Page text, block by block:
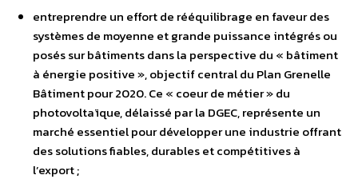
entreprendre un effort de rééquilibrage en faveur des
systèmes de moyenne et grande puissance intégrés ou
posés sur bâtiments dans la perspective du « bâtiment
à énergie positive », objectif central du Plan Grenelle
Bâtiment pour 2020. Ce « coeur de métier » du
photovoltaïque, délaissé par la DGEC, représente un
marché essentiel pour développer une industrie offrant
des solutions fiables, durables et compétitives à
l’export ;